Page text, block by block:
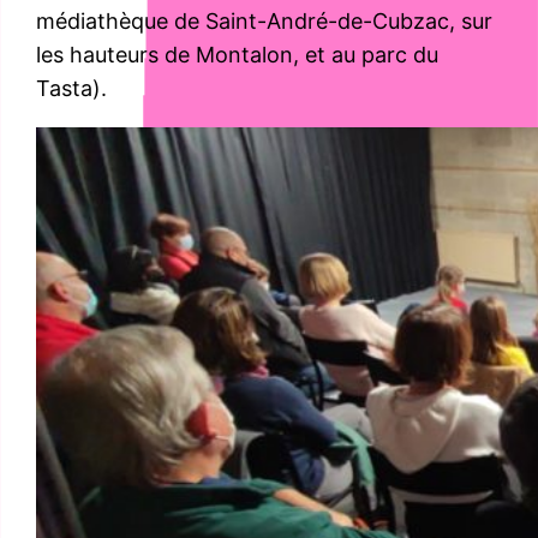
médiathèque de Saint-André-de-Cubzac, sur
les hauteurs de Montalon, et au parc du
Tasta).